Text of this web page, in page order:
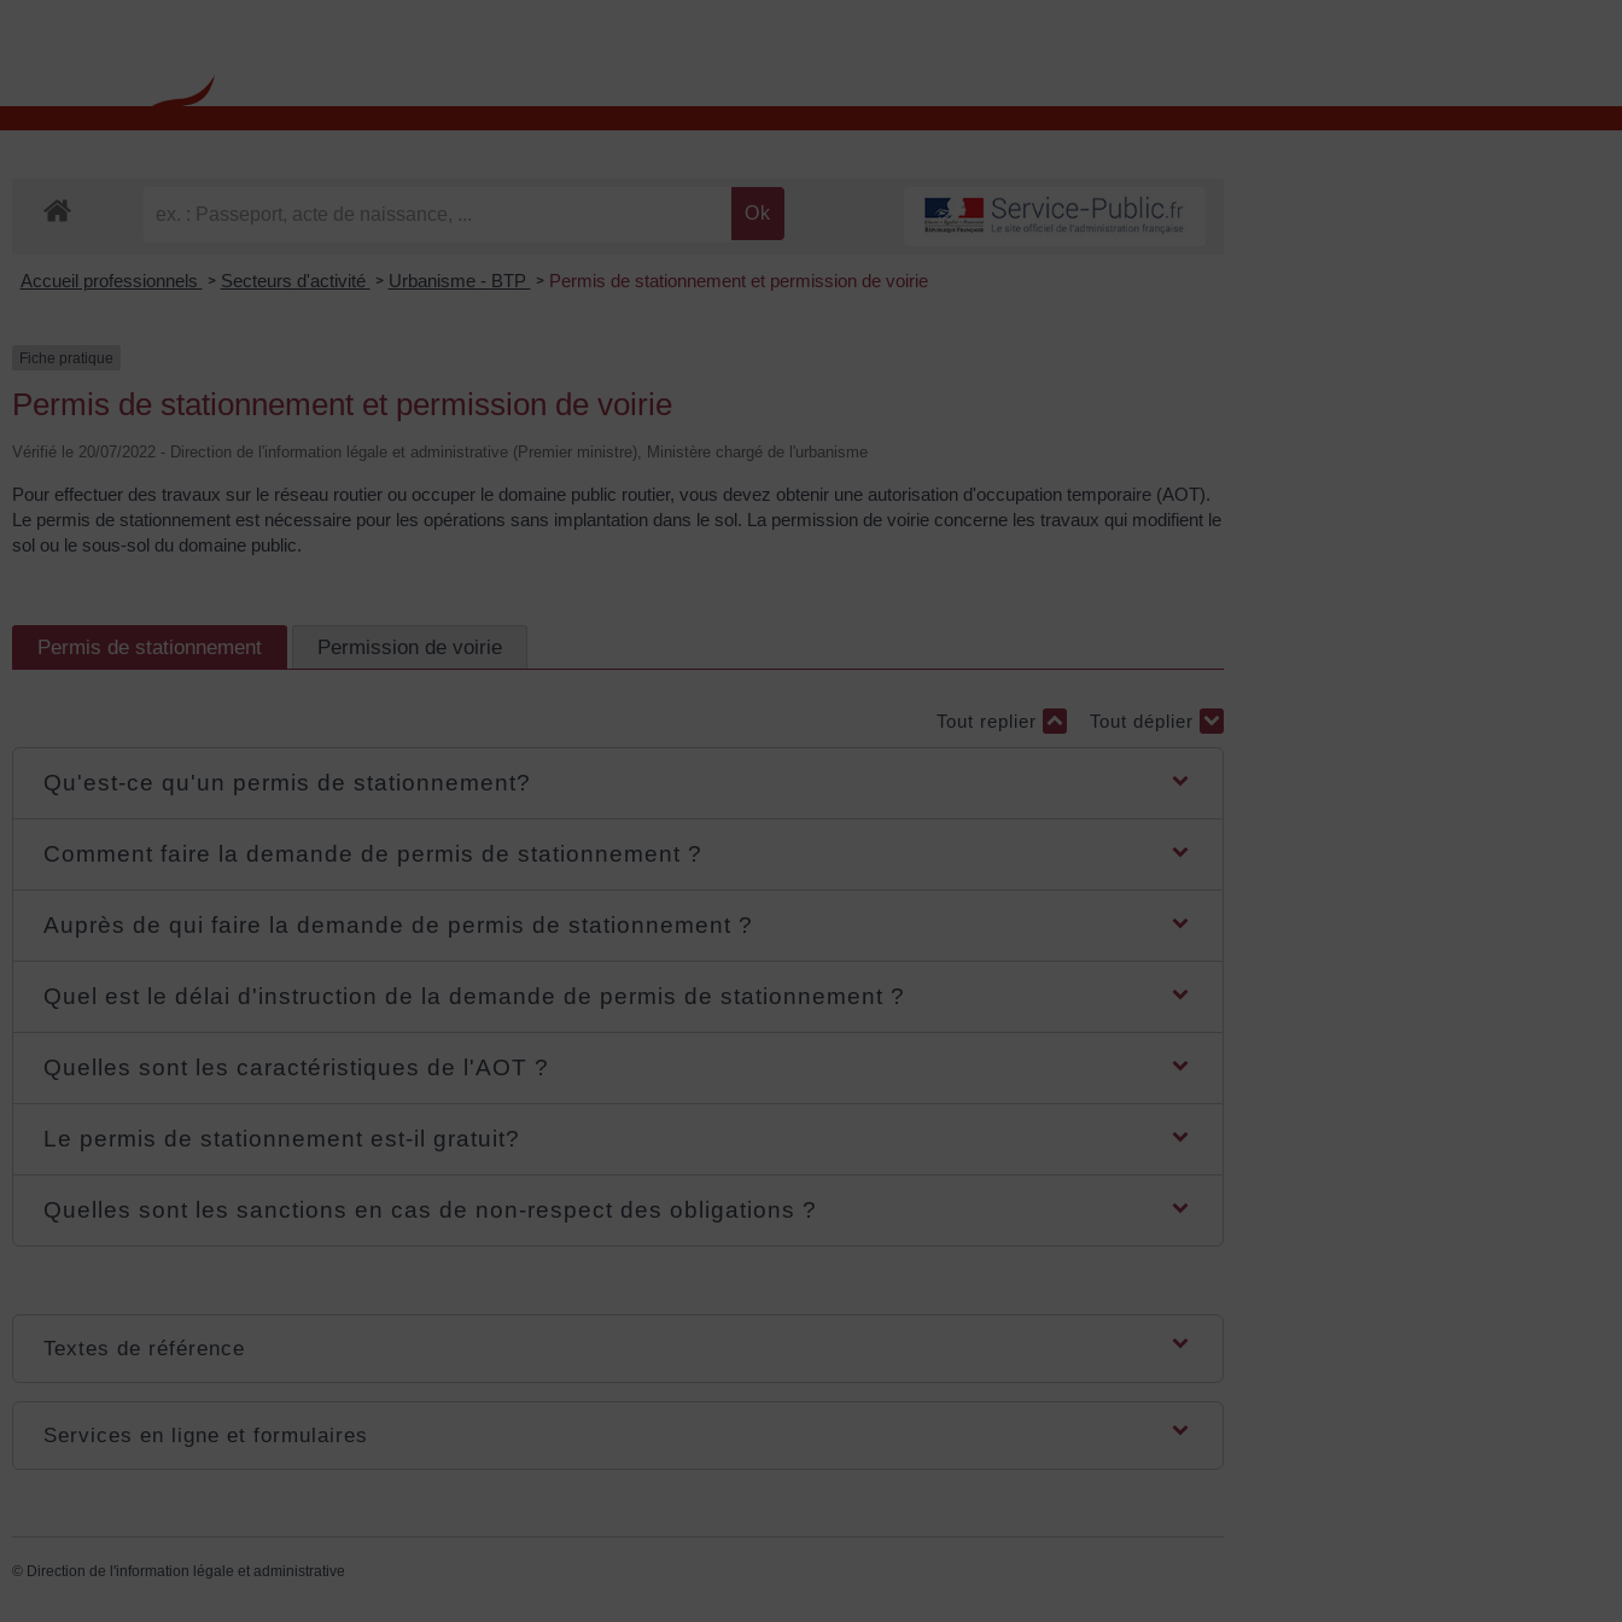
Accueil professionnels > Secteurs d'activité > Urbanisme - BTP > Permis de stationnement et permission de voirie
Fiche pratique
Permis de stationnement et permission de voirie
Vérifié le 20/07/2022 - Direction de l'information légale et administrative (Premier ministre), Ministère chargé de l'urbanisme
Pour effectuer des travaux sur le réseau routier ou occuper le domaine public routier, vous devez obtenir une autorisation d'occupation temporaire (AOT).
Le permis de stationnement est nécessaire pour les opérations sans implantation dans le sol. La permission de voirie concerne les travaux qui modifient le
sol ou le sous-sol du domaine public.
Permis de stationnement Permission de voirie
Tout replier Tout déplier
Qu'est-ce qu'un permis de stationnement?
Comment faire la demande de permis de stationnement ?
Auprès de qui faire la demande de permis de stationnement ?
Quel est le délai d'instruction de la demande de permis de stationnement ?
Quelles sont les caractéristiques de l'AOT ?
Le permis de stationnement est-il gratuit?
Quelles sont les sanctions en cas de non-respect des obligations ?
Textes de référence
Services en ligne et formulaires
© Direction de l'information légale et administrative